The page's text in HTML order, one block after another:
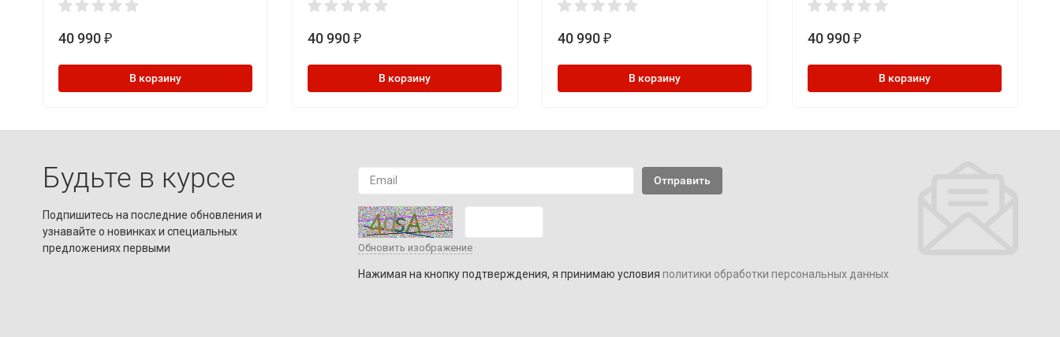
40 990 ₽
В корзину
40 990 ₽
В корзину
40 990 ₽
В корзину
40 990 ₽
В корзину
Будьте в курсе
Подпишитесь на последние обновления и
узнавайте о новинках и специальных
предложениях первыми
Обновить изображение
Нажимая на кнопку подтверждения, я принимаю условия политики обработки персональных данных